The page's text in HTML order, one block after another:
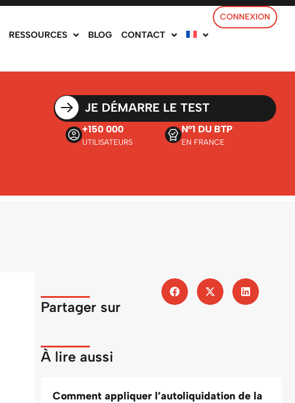
RESSOURCES BLOG CONTACT
CONNEXION
JE DÉMARRE LE TEST
+150 000
UTILISATEURS
N°1 DU BTP
EN FRANCE
Partager sur
À lire aussi
Comment appliquer l’autoliquidation de la